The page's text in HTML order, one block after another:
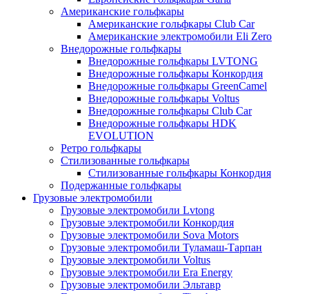
Американские гольфкары
Американские гольфкары Club Car
Американские электромобили Eli Zero
Внедорожные гольфкары
Внедорожные гольфкары LVTONG
Внедорожные гольфкары Конкордия
Внедорожные гольфкары GreenCamel
Внедорожные гольфкары Voltus
Внедорожные гольфкары Club Car
Внедорожные гольфкары HDK
EVOLUTION
Ретро гольфкары
Стилизованные гольфкары
Стилизованные гольфкары Конкордия
Подержанные гольфкары
Грузовые электромобили
Грузовые электромобили Lvtong
Грузовые электромобили Конкордия
Грузовые электромобили Sova Motors
Грузовые электромобили Туламаш-Тарпан
Грузовые электромобили Voltus
Грузовые электромобили Era Energy
Грузовые электромобили Эльтавр